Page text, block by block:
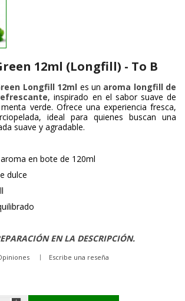
12ml (Longfill) - To B
Longfill 12ml es un aroma longfill de
, inspirado en el sabor suave de
verde. Ofrece una experiencia fresca,
ideal para quienes buscan una
suave y agradable.
en bote de 120ml
dulce
EN LA DESCRIPCIÓN.
Escribe una reseña